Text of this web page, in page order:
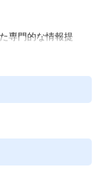
専門的な情報提